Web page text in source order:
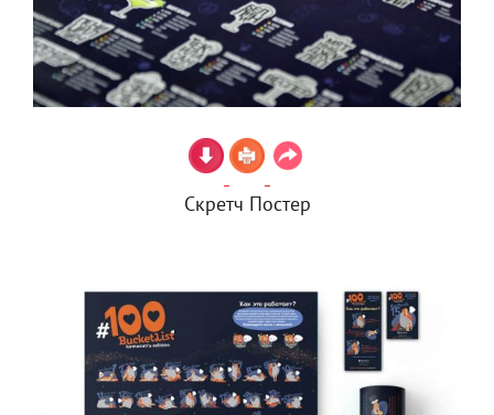
Скретч Постер